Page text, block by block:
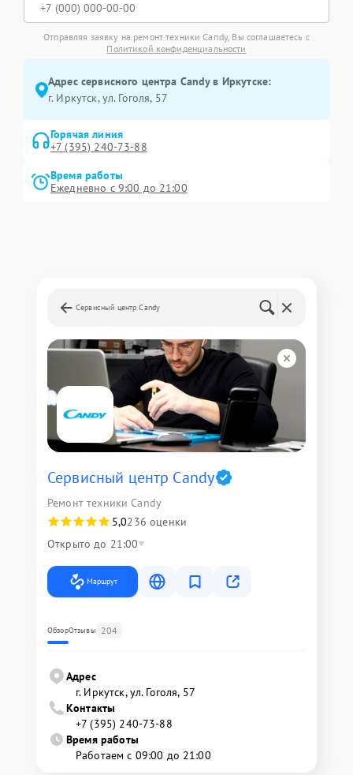
Отправляя заявку на ремонт техники Candy, Вы соглашаетесь с
Политикой конфиденциальности
Адрес сервисного центра Candy в Иркутске:
г. Иркутск, ул. ​Гоголя, 57
Горячая линия
+7 (395) 240-73-88
Время работы
Ежедневно с 9:00 до 21:00
Сервисный центр Candy
Сервисный центр Candy
Ремонт техники Candy
5,0236 оценки
Открыто до 21:00
Маршрут
ОбзорОтзывы 204
Адрес
г. Иркутск, ул. ​Гоголя, 57
Контакты
+7 (395) 240-73-88
Время работы
Работаем с 09:00 до 21:00